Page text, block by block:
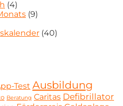
(4)
(9)
(40)
Test Ausbildung
Beratung Caritas Defibrillator